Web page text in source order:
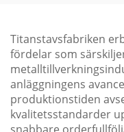
Titanstavsfabriken
fördelar som
anläggningens
produktionstiden
kvalitetsstandarder